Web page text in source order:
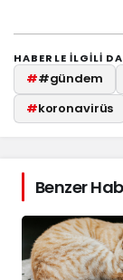
HABERLE ILGILI
##gündem
#koronavirüs
Benzer